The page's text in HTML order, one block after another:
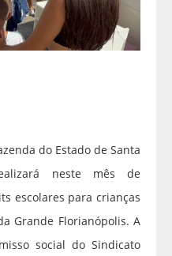
do Estado de Santa
neste mês de
escolares para crianças
Grande Florianópolis. A
social do Sindicato